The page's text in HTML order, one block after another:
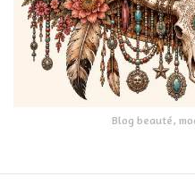
Blog beauté,